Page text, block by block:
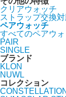
クリアウォッチ
ストラップ交換
ペアウォッチ
すべてのペアウ
PAIR
SINGLE
ブランド
KLON
NUWL
コレクション